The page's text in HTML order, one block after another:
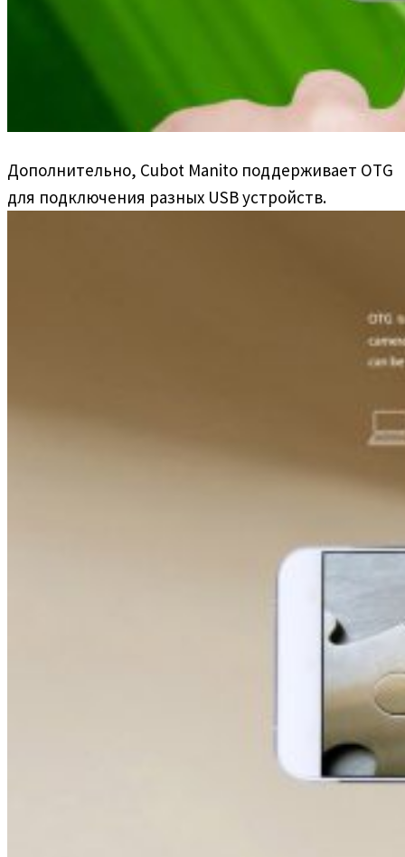
Дополнительно, Cubot Manito поддерживает OTG
для подключения разных USB устройств.